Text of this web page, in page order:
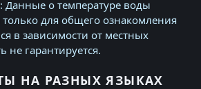
Данные о температуре воды
только для общего ознакомления
в зависимости от местных
не гарантируется.
НА РАЗНЫХ ЯЗЫКАХ